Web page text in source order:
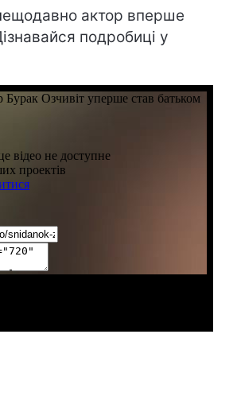
актор вперше
подробиці у